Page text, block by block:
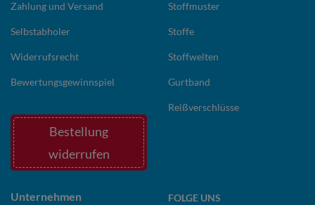
Zahlung und Versand
Selbstabholer
Widerrufsrecht
Bewertungsgewinnspiel
Bestellung
widerrufen
Stoffmuster
Stoffe
Stoffwelten
Gurtband
Reißverschlüsse
Unternehmen FOLGE UNS